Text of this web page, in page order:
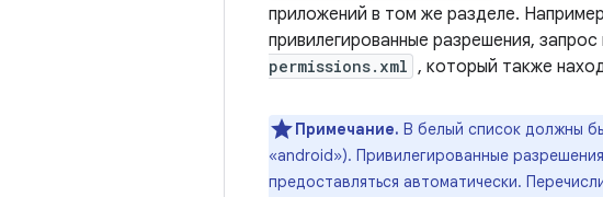
приложений в том же разделе.
привилегированные разрешения,
permissions.xml , который также
Примечание. В белый список должны
«android»). Привилегированные
предоставляться автоматически.